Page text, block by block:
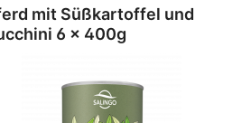
mit Süßkartoffel und
6 x 400g